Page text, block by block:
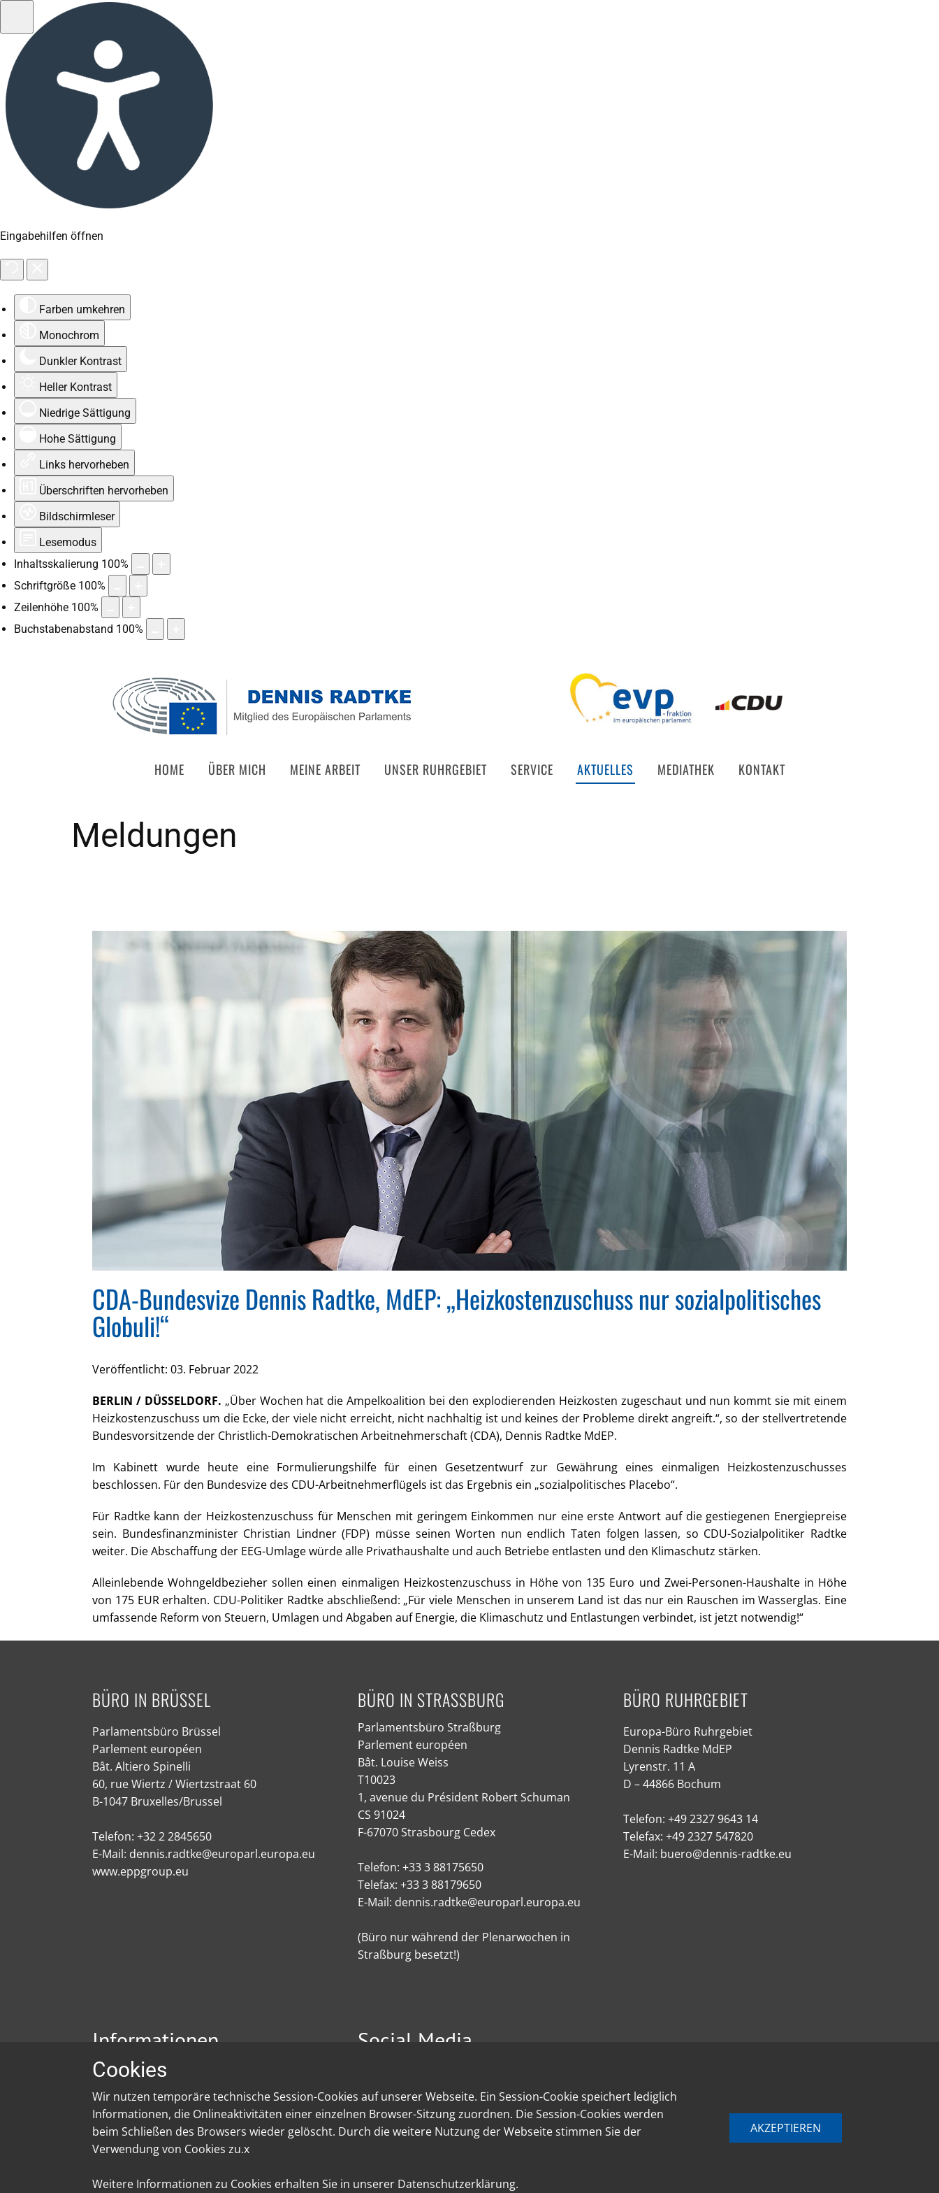
Eingabehilfen öffnen
Farben umkehren
Monochrom
Dunkler Kontrast
Heller Kontrast
Niedrige Sättigung
Hohe Sättigung
Links hervorheben
Überschriften hervorheben
Bildschirmleser
Lesemodus
Inhaltsskalierung 100%
Schriftgröße 100%
Zeilenhöhe 100%
Buchstabenabstand 100%
HOME ÜBER MICH MEINE ARBEIT UNSER RUHRGEBIET SERVICE AKTUELLES MEDIATHEK KONTAKT
Meldungen
CDA-Bundesvize Dennis Radtke, MdEP: „Heizkostenzuschuss nur sozialpolitisches
Globuli!“
Veröffentlicht: 03. Februar 2022
BERLIN / DÜSSELDORF. „Über Wochen hat die Ampelkoalition bei den explodierenden Heizkosten zugeschaut und nun kommt sie mit einem
Heizkostenzuschuss um die Ecke, der viele nicht erreicht, nicht nachhaltig ist und keines der Probleme direkt angreift.“, so der stellvertretende
Bundesvorsitzende der Christlich-Demokratischen Arbeitnehmerschaft (CDA), Dennis Radtke MdEP.
Im Kabinett wurde heute eine Formulierungshilfe für einen Gesetzentwurf zur Gewährung eines einmaligen Heizkostenzuschusses
beschlossen. Für den Bundesvize des CDU-Arbeitnehmerflügels ist das Ergebnis ein „sozialpolitisches Placebo“.
Für Radtke kann der Heizkostenzuschuss für Menschen mit geringem Einkommen nur eine erste Antwort auf die gestiegenen Energiepreise
sein. Bundesfinanzminister Christian Lindner (FDP) müsse seinen Worten nun endlich Taten folgen lassen, so CDU-Sozialpolitiker Radtke
weiter. Die Abschaffung der EEG-Umlage würde alle Privathaushalte und auch Betriebe entlasten und den Klimaschutz stärken.
Alleinlebende Wohngeldbezieher sollen einen einmaligen Heizkostenzuschuss in Höhe von 135 Euro und Zwei-Personen-Haushalte in Höhe
von 175 EUR erhalten. CDU-Politiker Radtke abschließend: „Für viele Menschen in unserem Land ist das nur ein Rauschen im Wasserglas. Eine
umfassende Reform von Steuern, Umlagen und Abgaben auf Energie, die Klimaschutz und Entlastungen verbindet, ist jetzt notwendig!“
BÜRO IN BRÜSSEL
Parlamentsbüro Brüssel
Parlement européen
Bât. Altiero Spinelli
60, rue Wiertz / Wiertzstraat 60
B-1047 Bruxelles/Brussel
Telefon: +32 2 2845650
E-Mail: dennis.radtke@europarl.europa.eu
www.eppgroup.eu
BÜRO IN STRASSBURG
Parlamentsbüro Straßburg
Parlement européen
Bât. Louise Weiss
T10023
1, avenue du Président Robert Schuman
CS 91024
F-67070 Strasbourg Cedex
Telefon: +33 3 88175650
Telefax: +33 3 88179650
E-Mail: dennis.radtke@europarl.europa.eu
(Büro nur während der Plenarwochen in
Straßburg besetzt!)
BÜRO RUHRGEBIET
Europa-Büro Ruhrgebiet
Dennis Radtke MdEP
Lyrenstr. 11 A
D – 44866 Bochum
Telefon: +49 2327 9643 14
Telefax: +49 2327 547820
E-Mail: buero@dennis-radtke.eu
Informationen
Impressum
Datenschutz
Social Media
Cookies
Wir nutzen temporäre technische Session-Cookies auf unserer Webseite. Ein Session-Cookie speichert lediglich
Informationen, die Onlineaktivitäten einer einzelnen Browser-Sitzung zuordnen. Die Session-Cookies werden
beim Schließen des Browsers wieder gelöscht. Durch die weitere Nutzung der Webseite stimmen Sie der
Verwendung von Cookies zu.x
Weitere Informationen zu Cookies erhalten Sie in unserer Datenschutzerklärung.
AKZEPTIEREN